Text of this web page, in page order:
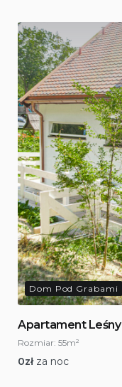
Dom Pod Grabami
Apartament Leśny
Rozmiar: 55m²
0zł za noc